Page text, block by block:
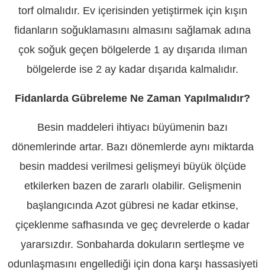
torf olmalıdır. Ev içerisinden yetiştirmek için kışın
fidanların soğuklamasını almasını sağlamak adına
çok soğuk geçen bölgelerde 1 ay dışarıda ılıman
bölgelerde ise 2 ay kadar dışarıda kalmalıdır.
Fidanlarda Gübreleme Ne Zaman Yapılmalıdır?
Besin maddeleri ihtiyacı büyümenin bazı
dönemlerinde artar. Bazı dönemlerde aynı miktarda
besin maddesi verilmesi gelişmeyi büyük ölçüde
etkilerken bazen de zararlı olabilir. Gelişmenin
başlangıcında Azot gübresi ne kadar etkinse,
çiçeklenme safhasında ve geç devrelerde o kadar
yararsızdır. Sonbaharda dokuların sertleşme ve
odunlaşmasını engellediği için dona karşı hassasiyeti